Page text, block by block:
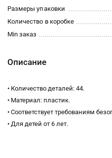
Размеры упаковки
Количество в коробке
Min заказ
Описание
• Количество деталей: 44.
• Материал: пластик.
• Соответствует требованиям
• Для детей от 6 лет.